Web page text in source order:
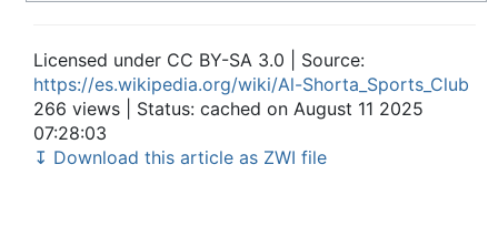
Licensed under CC BY-SA 3.0 | Source:
https://es.wikipedia.org/wiki/Al-Shorta_Sports_Club
266 views | Status: cached on August 11 2025
07:28:03
↧ Download this article as ZWI file